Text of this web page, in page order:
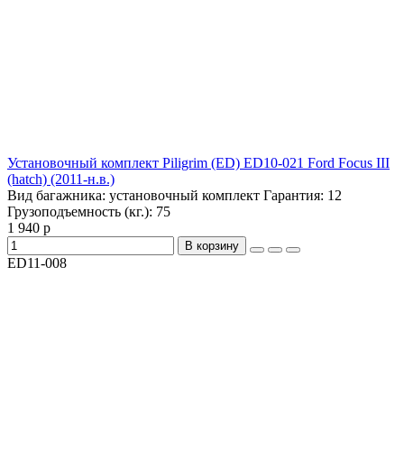
Установочный комплект Piligrim (ED) ED10-021 Ford Focus III
(hatch) (2011-н.в.)
Вид багажника: установочный комплект Гарантия: 12
Грузоподъемность (кг.): 75
1 940 р
В корзину
ED11-008